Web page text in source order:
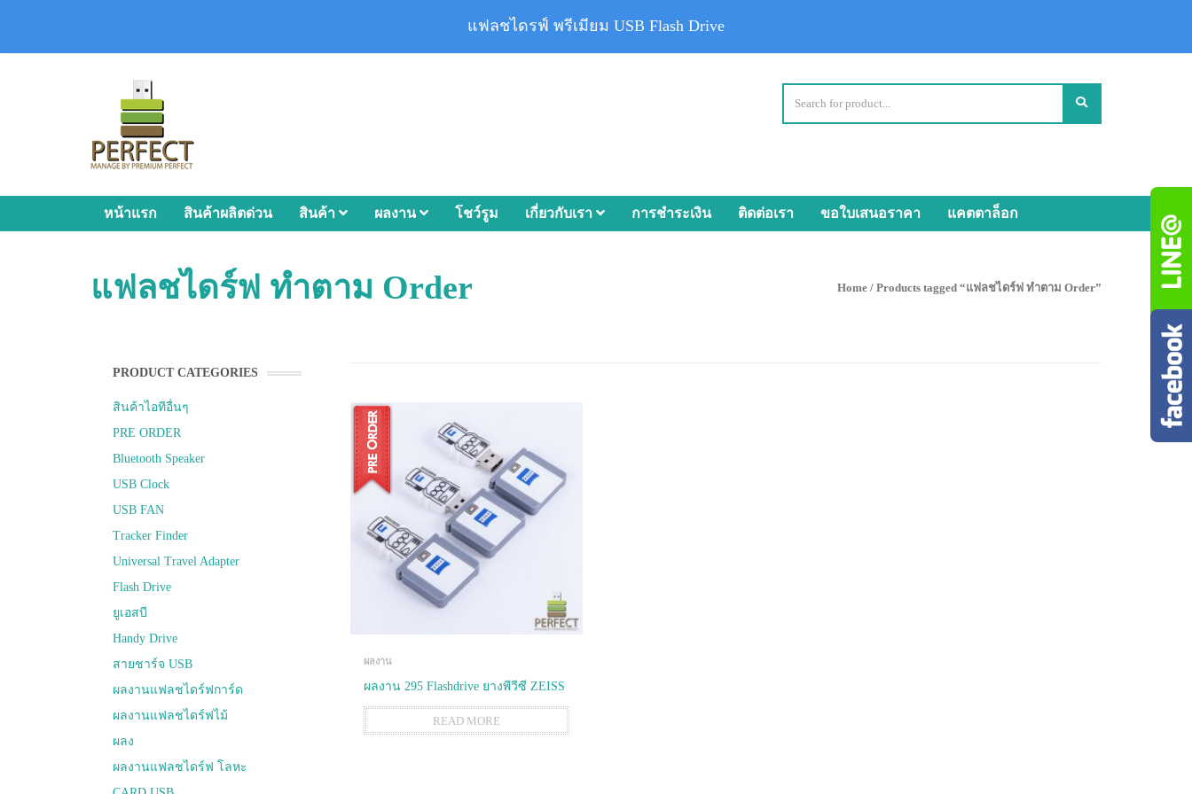
หน้าแรก สินค้าผลิตด่วน สินค้า ผลงาน โชว์รูม เกี่ยวกับเรา การชำระเงิน ติดต่อเรา ขอใบเสนอราคา แคตตาล็อก
แฟลชไดร์ฟ ทำตาม Order Home / Products tagged “แฟลชไดร์ฟ ทำตาม Order”
PRODUCT CATEGORIES
สินค้าไอทีอื่นๆ
PRE ORDER
Bluetooth Speaker
USB Clock
USB FAN
Tracker Finder
Universal Travel Adapter
Flash Drive
ยูเอสบี
Handy Drive
สายชาร์จ USB
ผลงานแฟลชไดร์ฟการ์ด
ผลงานแฟลชไดร์ฟไม้
ผลง
ผลงานแฟลชไดร์ฟ โลหะ
ผลงาน
ผลงาน 295 Flashdrive ยางพีวีซี ZEISS
READ MORE
แฟลชไดรฟ์ พรีเมียม USB Flash Drive